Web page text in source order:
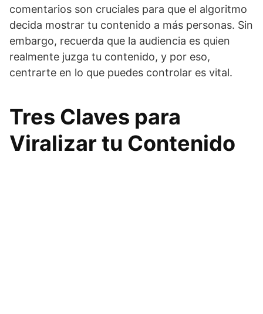
comentarios son cruciales para que el algoritmo
decida mostrar tu contenido a más personas. Sin
embargo, recuerda que la audiencia es quien
realmente juzga tu contenido, y por eso,
centrarte en lo que puedes controlar es vital.
Tres Claves para
Viralizar tu Contenido